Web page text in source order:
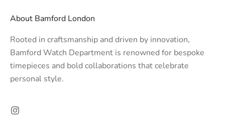
About Bamford London
Rooted in craftsmanship and driven by innovation,
Bamford Watch Department is renowned for bespoke
timepieces and bold collaborations that celebrate
personal style.